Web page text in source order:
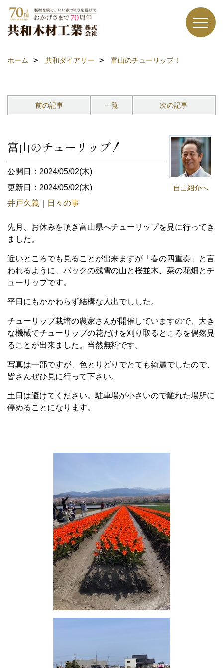
ホーム 共和ダイアリー 富山のチューリップ！
前の記事 一覧 次の記事
自己紹介へ
富山のチューリップ！
公開日：2024/05/02(木)
更新日：2024/05/02(木)
井戸久義
日々の事
先月、お休みを頂き富山県へチューリップを見に行ってき
ました。
近いところでも見ることが出来ますが「春の四重奏」と言
われるように、バックの残雪の山と桜並木、菜の花畑とチ
ューリップです。
平日にもかかわらず結構な人出でしした。
チューリップ栽培の農家さんが開催していますので、大き
な機械でチューリップの花だけを刈り取るところを偶然見
ることが出来ました。当然無料です。
写真は一部ですが、色とりどりでとても綺麗でしたので、
皆さんぜひ見に行って下さい。
土日は避けてください。駐車場が小さいので離れた場所に
停めることになります。